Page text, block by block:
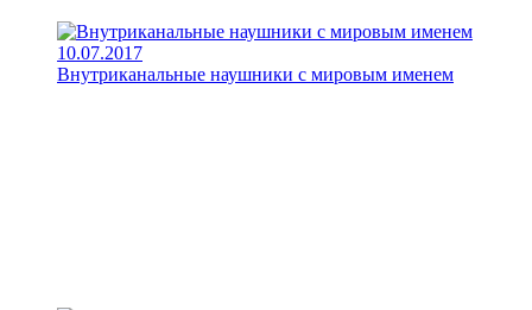
10.07.2017
Внутриканальные наушники с мировым именем